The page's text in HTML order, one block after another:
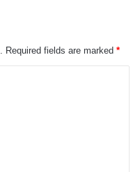
Required fields are marked *